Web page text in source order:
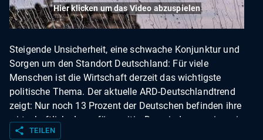
Hier klicken um das Video abzuspielen
Steigende Unsicherheit, eine schwache Konjunktur und
Sorgen um den Standort Deutschland: Für viele
Menschen ist die Wirtschaft derzeit das wichtigste
politische Thema. Der aktuelle ARD-Deutschlandtrend
zeigt: Nur noch 13 Prozent der Deutschen befinden ihre
wirtschaftliche Lage für positiv. Das sind so wenige wie
zuletzt zu Zeiten der Eurokrise.
share TEILEN